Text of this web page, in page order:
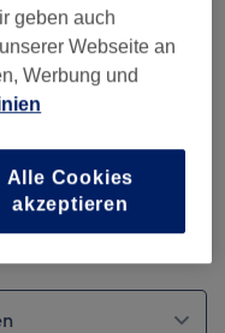
geben auch
Webseite an
Werbung und
Alle Cookies
akzeptieren